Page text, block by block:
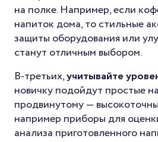
на полке. Например, если
напиток дома, то стильные
защиты оборудования или
станут отличным выбором.
В-третьих,учитывайте
новичку подойдут простые
продвинутому —
например приборы для
анализа приготовленного